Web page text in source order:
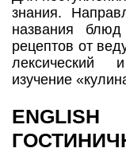
знания.
названия
рецептов от
лексический
изучение